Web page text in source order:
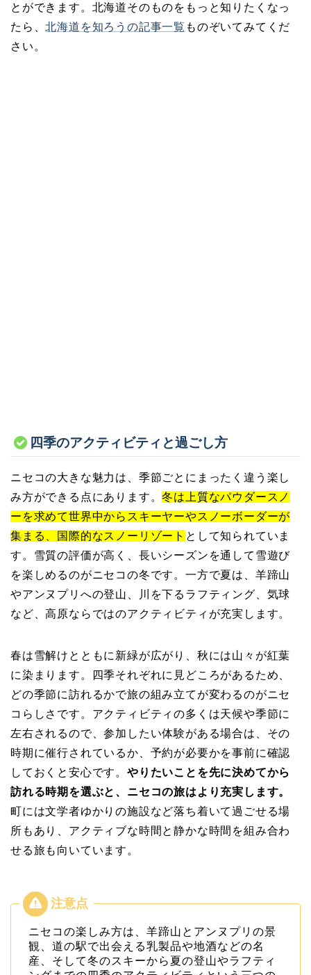
とができます。北海道そのものをもっと知りたくなっ
たら、北海道を知ろうの記事一覧 ものぞいてみてくだ
さい。
四季のアクティビティと過ごし方
ニセコの大きな魅力は、季節ごとにまったく違う楽し
み方ができる点にあります。冬は上質なパウダースノ
ーを求めて世界中からスキーヤーやスノーボーダーが
集まる、国際的なスノーリゾート として知られていま
す。雪質の評価が高く、長いシーズンを通して雪遊び
を楽しめるのがニセコの冬です。一方で夏は、羊蹄山
やアンヌプリへの登山、川を下るラフティング、気球
など、高原ならではのアクティビティが充実します。
春は雪解けとともに新緑が広がり、秋には山々が紅葉
に染まります。四季それぞれに見どころがあるため、
どの季節に訪れるかで旅の組み立てが変わるのがニセ
コらしさです。アクティビティの多くは天候や季節に
左右されるので、参加したい体験がある場合は、その
時期に催行されているか、予約が必要かを事前に確認
しておくと安心です。 やりたいことを先に決めてから
訪れる時期を選ぶと、ニセコの旅はより充実します。
町には文学者ゆかりの施設など落ち着いて過ごせる場
所もあり、アクティブな時間と静かな時間を組み合わ
せる旅も向いています。
ニセコの楽しみ方は、羊蹄山とアンヌプリの景
観、道の駅で出会える乳製品や地酒などの名
産、そして冬のスキーから夏の登山やラフティ